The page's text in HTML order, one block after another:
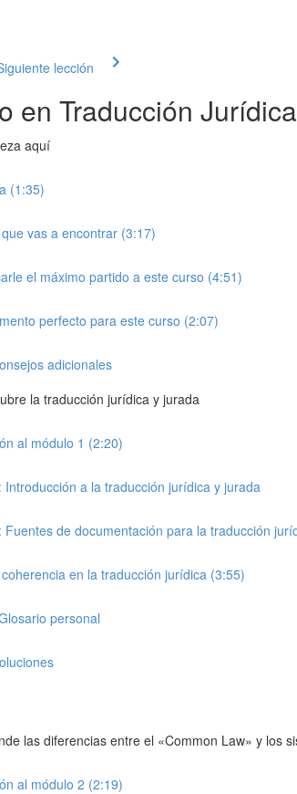
lección
en Traducción
aquí
(1:35)
vas a encontrar (3:17)
el máximo partido a este curso (4:51)
perfecto para este curso (2:07)
adicionales
la traducción jurídica y jurada
al módulo 1 (2:20)
Introducción a la traducción jurídica y jurada
Fuentes de documentación para la traducción
en la traducción jurídica (3:55)
personal
las diferencias entre el «Common Law» y los
al módulo 2 (2:19)